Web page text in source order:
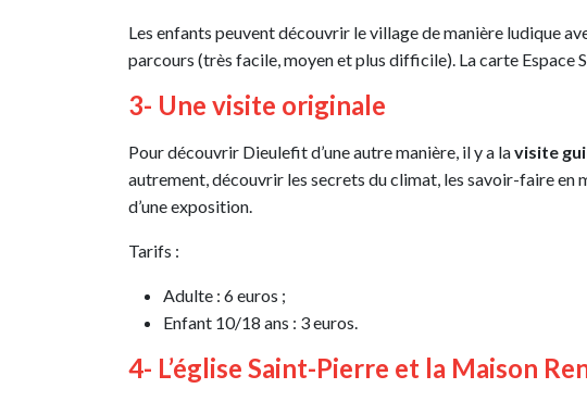
Les enfants peuvent découvrir le village de manière ludique
parcours (très facile, moyen et plus difficile). La carte Espace
3- Une visite originale
Pour découvrir Dieulefit d’une autre manière, il y a lavisite
autrement, découvrir les secrets du climat, les savoir-faire en
d’une exposition.
Tarifs :
Adulte : 6 euros ;
Enfant 10/18 ans : 3 euros.
4- L’église Saint-Pierre et la Maison